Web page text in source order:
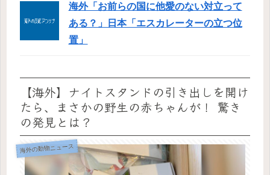
海外「お前らの国に他愛のない対立って
ある？」日本「エスカレーターの立つ位
置」
【海外】ナイトスタンドの引き出しを開け
たら、まさかの野生の赤ちゃんが！ 驚き
の発見とは？
海外の動物ニュース